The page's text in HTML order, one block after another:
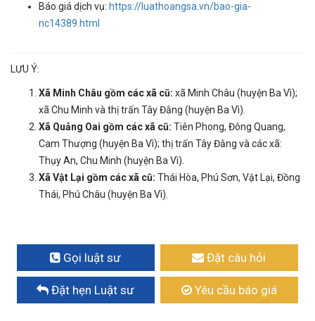
Báo giá dịch vụ: https://luathoangsa.vn/bao-gia-
nc14389.html
LƯU Ý:
Xã Minh Châu gồm các xã cũ: xã Minh Châu (huyện Ba Vì);
xã Chu Minh và thị trấn Tây Đằng (huyện Ba Vì).
Xã Quảng Oai gồm các xã cũ: Tiên Phong, Đông Quang,
Cam Thượng (huyện Ba Vì); thị trấn Tây Đằng và các xã:
Thụy An, Chu Minh (huyện Ba Vì).
Xã Vật Lại gồm các xã cũ: Thái Hòa, Phú Sơn, Vật Lại, Đồng
Thái, Phú Châu (huyện Ba Vì).
Gọi luật sư Đặt câu hỏi
Đặt hẹn Luật sư Yêu cầu báo giá